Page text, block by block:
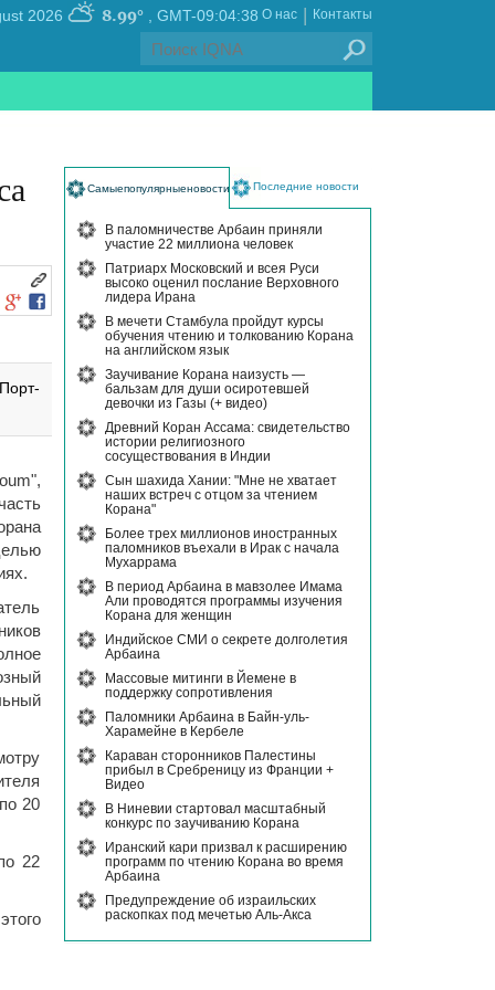
GMT-09:04:38
8.99° Контакты
|
О нас
20
22
Самыепопулярныеновости Последние новости
В паломничестве Арбаин приняли
участие 22 миллиона человек
Патриарх Московский и всея Руси
высоко оценил послание Верховного
лидера Ирана
В мечети Стамбула пройдут курсы
обучения чтению и толкованию Корана
на английском язык
Заучивание Корана наизусть —
бальзам для души осиротевшей
девочки из Газы (+ видео)
Древний Коран Ассама: свидетельство
истории религиозного
сосуществования в Индии
Сын шахида Хании: "Мне не хватает
наших встреч с отцом за чтением
Корана"
Более трех миллионов иностранных
паломников въехали в Ирак с начала
Мухаррама
В период Арбаина в мавзолее Имама
Али проводятся программы изучения
Корана для женщин
Индийское СМИ о секрете долголетия
Арбаина
Массовые митинги в Йемене в
поддержку сопротивления
Паломники Арбаина в Байн-уль-
Харамейне в Кербеле
Караван сторонников Палестины
прибыл в Сребреницу из Франции +
Видео
В Ниневии стартовал масштабный
конкурс по заучиванию Корана
Иранский кари призвал к расширению
программ по чтению Корана во время
Арбаина
Предупреждение об израильских
раскопках под мечетью Аль-Акса